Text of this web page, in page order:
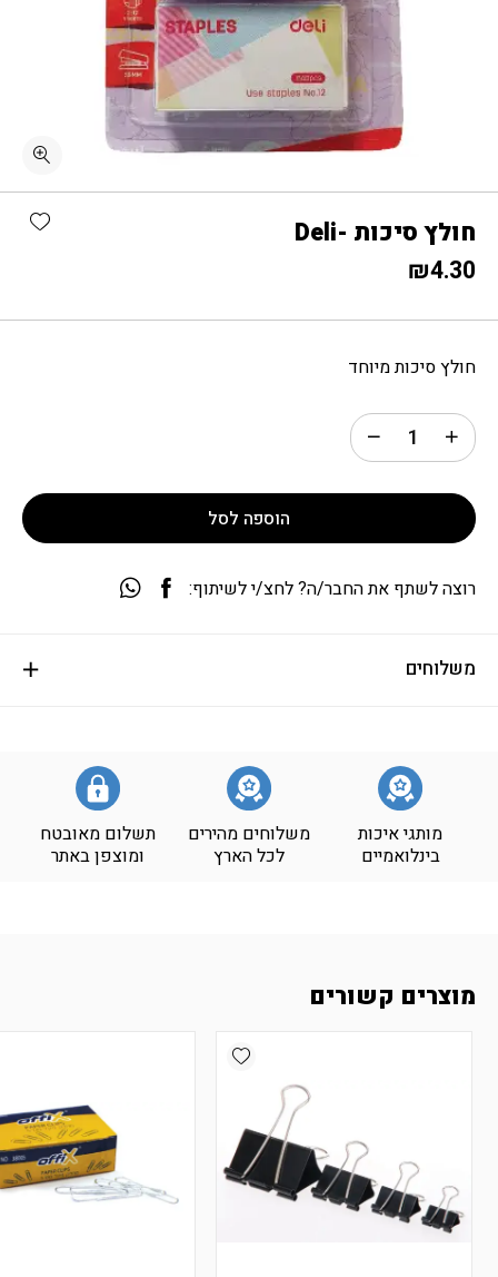
חולץ סיכות -Deli
₪4.30
חולץ סיכות מיוחד
הוספה לסל
משלוחים
מותגי איכות
בינלואמיים
משלוחים מהירים
לכל הארץ
תשלום מאובטח
ומוצפן באתר
רוצה לשתף את החבר/ה? לחצ/י לשיתוף:
מוצרים קשורים
Add wishlist